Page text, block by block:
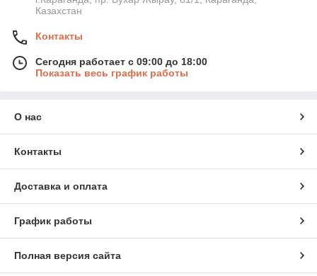
Казахстан
Контакты
Сегодня работает с 09:00 до 18:00
Показать весь график работы
О нас
Контакты
Доставка и оплата
График работы
Полная версия сайта